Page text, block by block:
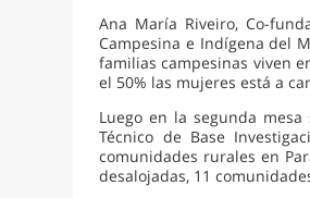
Ana María Riveiro, Co-
Campesina e Indígena del
familias campesinas viven
el 50% las mujeres está a
Luego en la segunda
Técnico de Base
comunidades rurales en
desalojadas, 11